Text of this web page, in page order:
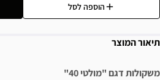
הוספה לסל
תיאור המוצר
משקולות דגם "מולטי 40"